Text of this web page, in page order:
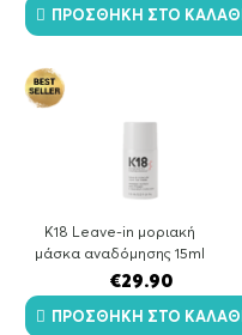
ΠΡΟΣΘΉΚΗ ΣΤΟ ΚΑΛΆΘΙ
K18 Leave-in μοριακή
μάσκα αναδόμησης 15ml
€29.90
ΠΡΟΣΘΉΚΗ ΣΤΟ ΚΑΛΆΘΙ